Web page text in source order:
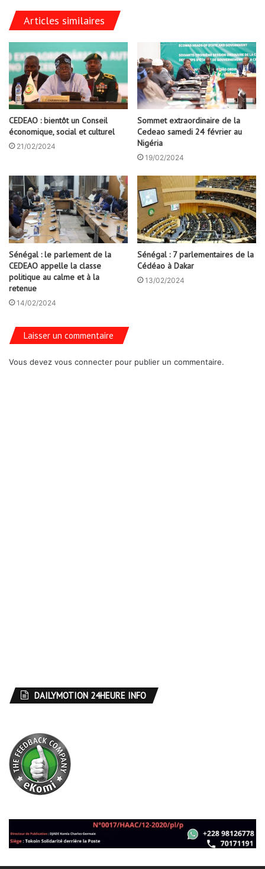
Articles similaires
CEDEAO : bientôt un Conseil
économique, social et culturel
21/02/2024
Sommet extraordinaire de la
Cedeao samedi 24 février au
Nigéria
19/02/2024
Sénégal : le parlement de la
CEDEAO appelle la classe
politique au calme et à la
retenue
14/02/2024
Sénégal : 7 parlementaires de la
Cédéao à Dakar
13/02/2024
Laisser un commentaire
Vous devez vous connecter pour publier un commentaire.
DAILYMOTION 24HEURE INFO